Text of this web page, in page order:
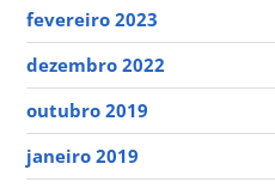
fevereiro 2023
dezembro 2022
outubro 2019
janeiro 2019